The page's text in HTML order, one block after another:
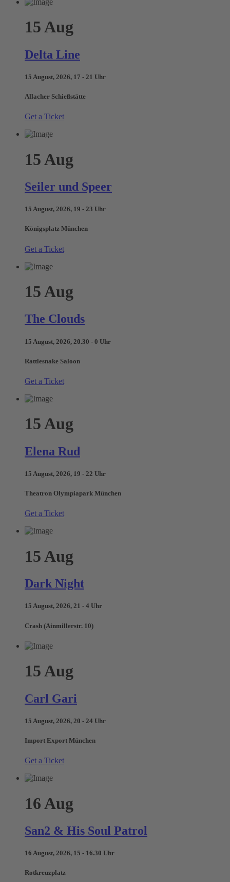
15Aug
Delta Line
15 August, 2026, 17 - 21 Uhr
Allacher Schießstätte
Get a Ticket
15 Aug
Seiler und Speer
15 August, 2026, 19 - 23 Uhr
Königsplatz München
Get a Ticket
15 Aug
The Clouds
15 August, 2026, 20.30 - 0 Uhr
Rattlesnake Saloon
Get a Ticket
15Aug
Elena Rud
15 August, 2026, 19 - 22 Uhr
Theatron Olympiapark München
Get a Ticket
15 Aug
Dark Night
15 August, 2026, 21 - 4 Uhr
Crash (Ainmillerstr. 10)
15Aug
Carl Gari
15 August, 2026, 20 - 24 Uhr
Import Export München
Get a Ticket
16 Aug
San2 & His Soul Patrol
16 August, 2026, 15 - 16.30 Uhr
Rotkreuzplatz